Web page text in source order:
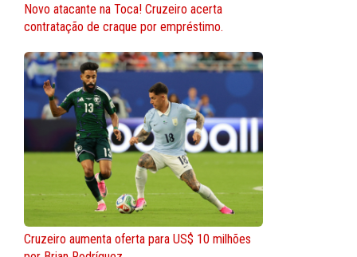
Novo atacante na Toca! Cruzeiro acerta
contratação de craque por empréstimo.
Cruzeiro aumenta oferta para US$ 10 milhões